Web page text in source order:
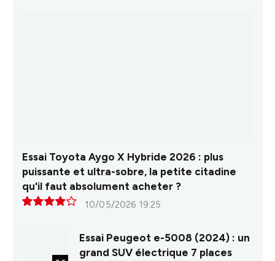
Essai Toyota Aygo X Hybride 2026 : plus
puissante et ultra-sobre, la petite citadine
qu'il faut absolument acheter ?
10/05/2026 19:25
Essai Peugeot e-5008 (2024) : un
grand SUV électrique 7 places